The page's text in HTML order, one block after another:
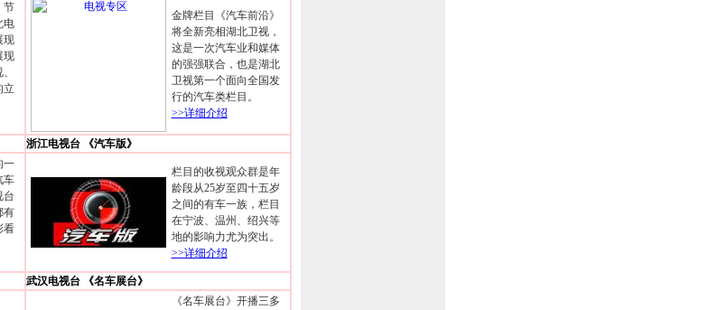
节
电
现
现
立
金牌栏目《汽车前沿》
将全新亮相湖北卫视，
这是一次汽车业和媒体
的强强联合，也是湖北
卫视第一个面向全国发
行的汽车类栏目。
>>详细介绍
浙江电视台 《汽车版》
一
车
台
有
看
栏目的收视观众群是年
龄段从25岁至四十五岁
之间的有车一族，栏目
在宁波、温州、绍兴等
地的影响力尤为突出。
>>详细介绍
武汉电视台 《名车展台》
《名车展台》开播三多